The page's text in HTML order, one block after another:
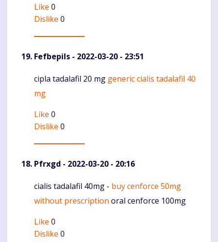
Like 0
Dislike 0
Fefbepils - 2022-03-20 - 23:51
Komentaras
cipla tadalafil 20 mg generic cialis tadalafil 40
mg
Like 0
Dislike 0
Pfrxgd - 2022-03-20 - 20:16
Komentaras
cialis tadalafil 40mg - buy cenforce 50mg
without prescription oral cenforce 100mg
Like 0
Dislike 0